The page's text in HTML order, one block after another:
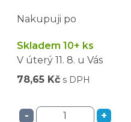
Nakupuji po
Skladem 10+ ks
V úterý 11. 8. u Vás
78,65 Kč s DPH
- +